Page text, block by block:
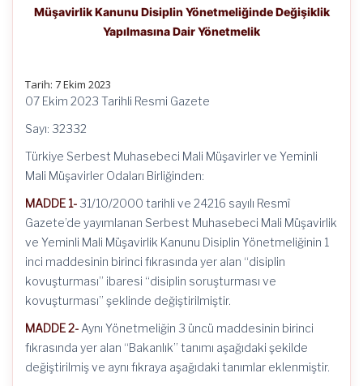
Müşavirlik Kanunu Disiplin Yönetmeliğinde Değişiklik
Yapılmasına Dair Yönetmelik
Tarih: 7 Ekim 2023
07 Ekim 2023 Tarihli Resmi Gazete
Sayı: 32332
Türkiye Serbest Muhasebeci Mali Müşavirler ve Yeminli
Mali Müşavirler Odaları Birliğinden:
MADDE 1- 31/10/2000 tarihli ve 24216 sayılı Resmî
Gazete’de yayımlanan Serbest Muhasebeci Mali Müşavirlik
ve Yeminli Mali Müşavirlik Kanunu Disiplin Yönetmeliğinin 1
inci maddesinin birinci fıkrasında yer alan “disiplin
kovuşturması” ibaresi “disiplin soruşturması ve
kovuşturması” şeklinde değiştirilmiştir.
MADDE 2- Aynı Yönetmeliğin 3 üncü maddesinin birinci
fıkrasında yer alan “Bakanlık” tanımı aşağıdaki şekilde
değiştirilmiş ve aynı fıkraya aşağıdaki tanımlar eklenmiştir.